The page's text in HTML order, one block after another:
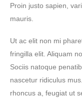
Proin justo sapien,
mauris.
Ut ac elit non mi
fringilla elit. Aliquam
Sociis natoque
nascetur ridiculus
rhoncus a, feugiat ut